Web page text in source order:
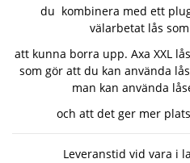
du kombinera med ett
välarbetat lås
att kunna borra upp. Axa XXL
som gör att du kan använda
man kan använda
och att det ger mer
Leveranstid vid vara i